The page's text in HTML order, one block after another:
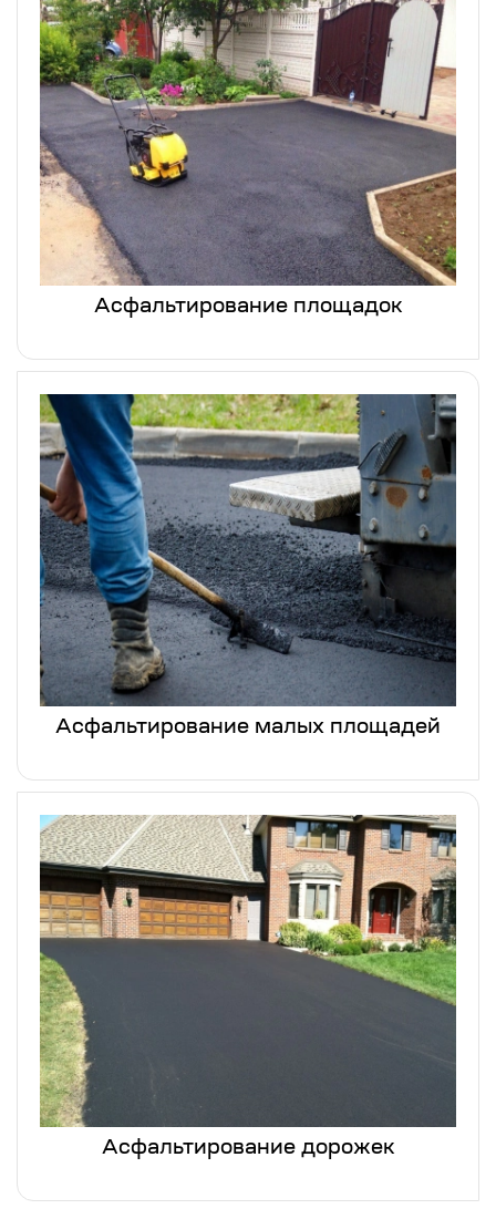
Асфальтирование площадок
Асфальтирование малых площадей
Асфальтирование дорожек